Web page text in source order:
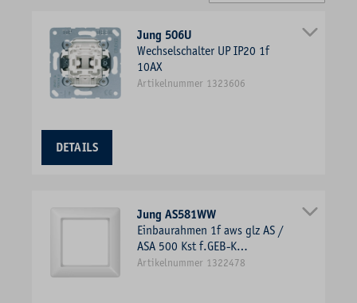
Jung 506U
Wechselschalter UP IP20 1f
10AX
Artikelnummer 1323606
DETAILS
Jung AS581WW
Einbaurahmen 1f aws glz AS /
ASA 500 Kst f.GEB-K
Unterputzmontage Duropl
Artikelnummer 1322478